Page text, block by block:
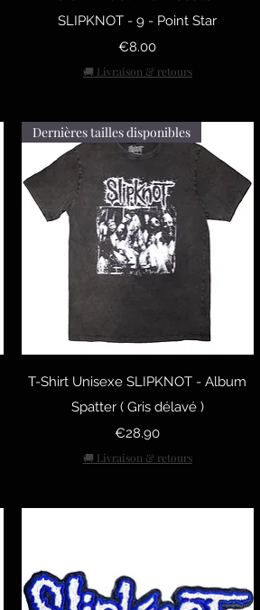
SLIPKNOT - 9 - Point Star
Price
€8.00
🚚 Livraison & retours
Quick View
Dernières tailles disponibles
T-Shirt Unisexe SLIPKNOT - Album
Spatter ( Gris délavé )
Price
€28.90
🚚 Livraison & retours